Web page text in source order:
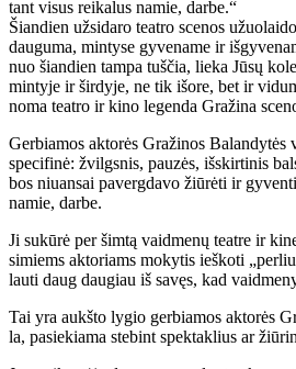
tant vi­sus rei­ka­lus na­mie, dar­be.“
Šian­dien už­si­da­ro te­at­ro sce­nos
dau­gu­ma, min­ty­se gy­ve­na­me ir
nuo šian­dien tam­pa tuš­čia, lie­ka Jū­sų
min­ty­je ir šir­dy­je, ne tik iš­ore, bet ir
no­ma te­at­ro ir ki­no le­gen­da Gra­ži­na
Ger­bia­mos ak­to­rės Gra­ži­nos Ba­lan­dy­tės
spe­ci­fi­nė: žvilgs­nis, pau­zės, iš­skir­ti­nis
bos niu­an­sai pa­verg­da­vo žiū­rė­ti ir
na­mie, dar­be.
Ji su­kū­rė per šim­tą vaid­me­nų te­at­re ir
si­miems ak­to­riams mo­ky­tis ieš­ko­ti
lau­ti daug dau­giau iš sa­vęs, kad
Tai yra aukš­to ly­gio ger­bia­mos ak­to­rės
la, pa­sie­kia­ma ste­bint spek­tak­lius ar